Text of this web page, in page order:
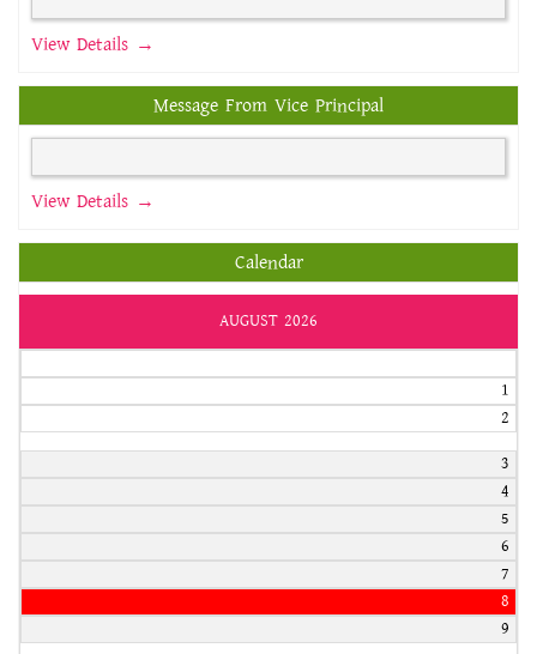
View Details →
Message From Vice Principal
View Details →
Calendar
AUGUST 2026
1
2
3
4
5
6
7
8
9